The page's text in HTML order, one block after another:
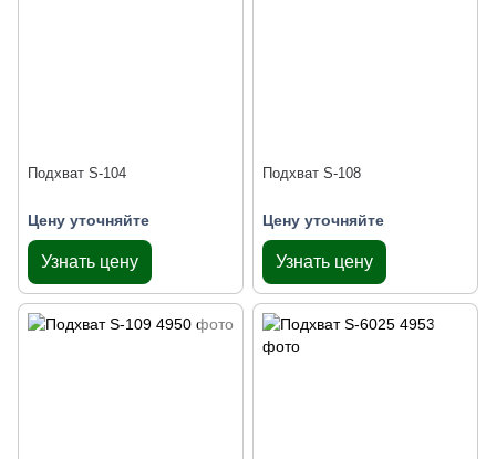
Подхват S-104
Цену уточняйте
Узнать цену
Подхват S-108
Цену уточняйте
Узнать цену